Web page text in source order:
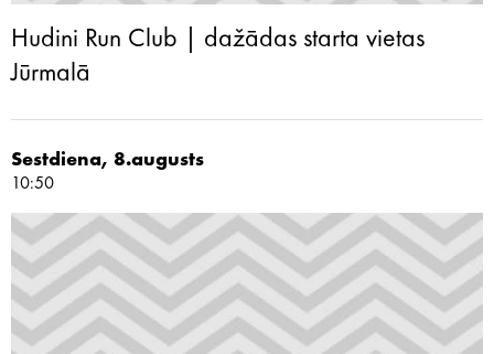
Hudini Run Club | dažādas starta vietas
Jūrmalā
Sestdiena, 8.augusts
10:50